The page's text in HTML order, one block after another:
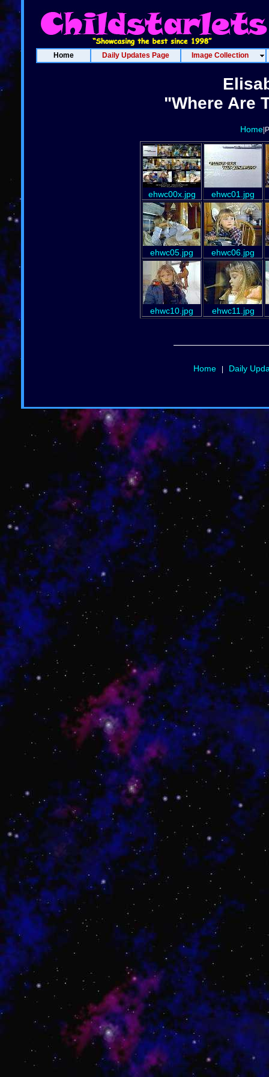
Home Daily Updates Page Image Collection
"Where Are
Home
ehwc00x.jpg ehwc01.jpg
ehwc05.jpg ehwc06.jpg
ehwc10.jpg ehwc11.jpg
Home| Daily